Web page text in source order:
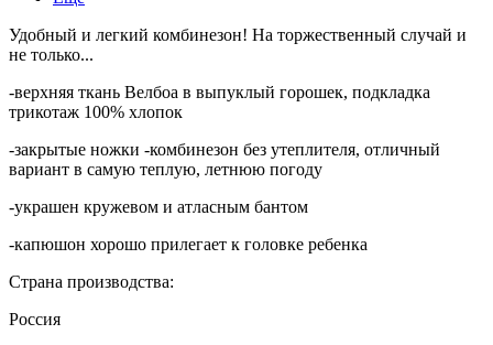
Удобный и легкий комбинезон! На торжественный случай и
не только...
-верхняя ткань Велбоа в выпуклый горошек, подкладка
трикотаж 100% хлопок
-закрытые ножки -комбинезон без утеплителя, отличный
вариант в самую теплую, летнюю погоду
-украшен кружевом и атласным бантом
-капюшон хорошо прилегает к головке ребенка
Страна производства:
Россия